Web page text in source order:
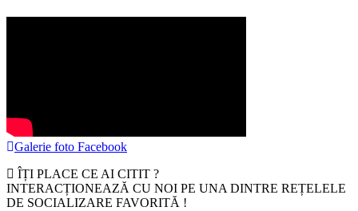
Galerie foto Facebook
ÎȚI PLACE CE AI CITIT ?
INTERACȚIONEAZĂ CU NOI PE UNA DINTRE REȚELELE
DE SOCIALIZARE FAVORITĂ !